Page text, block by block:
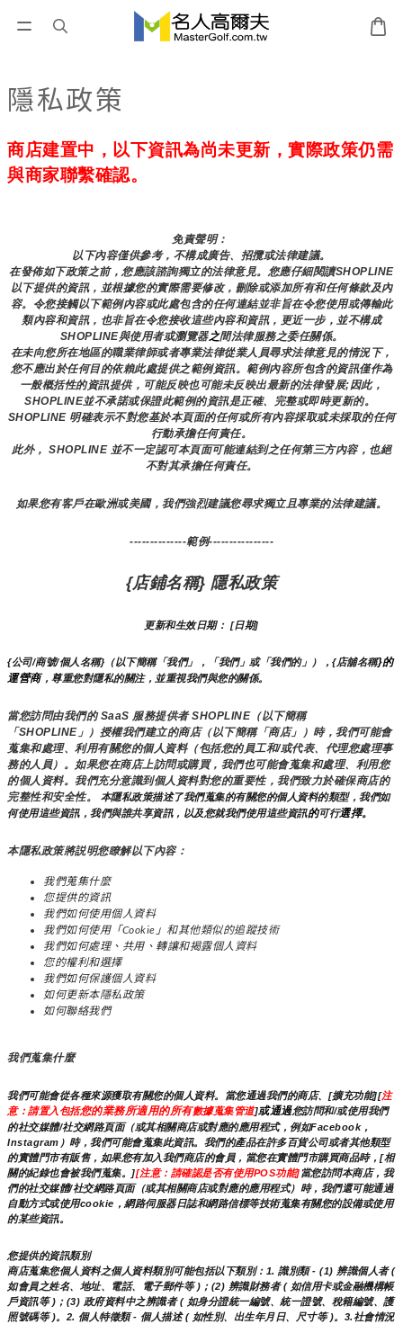
隱私政策
商店建置中，以下資訊為尚未更新，實際政策仍需
與商家聯繫確認。
免責聲明：
以下內容僅供參考，不構成廣告、招攬或法律建議。
在發佈如下政策之前，您應該諮詢獨立的法律意見。您應仔細閱讀SHOPLINE
以下提供的資訊，並根據您的實際需要修改，刪除或添加所有和任何條款及內
容。令您接觸以下範例內容或此處包含的任何連結並非旨在令您使用或傳輸此
類內容和資訊，也非旨在令您接收這些內容和資訊，更近一步，並不構成
SHOPLINE與使用者或瀏覽器之間法律服務之委任關係。
在未向您所在地區的職業律師或者專業法律從業人員尋求法律意見的情況下，
您不應出於任何目的依賴此處提供之範例資訊。範例內容所包含的資訊僅作為
一般概括性的資訊提供，可能反映也可能未反映出最新的法律發展;因此，
SHOPLINE並不承諾或保證此範例的資訊是正確、完整或即時更新的。
SHOPLINE 明確表示不對您基於本頁面的任何或所有內容採取或未採取的任何
行動承擔任何責任。
此外， SHOPLINE 並不一定認可本頁面可能連結到之任何第三方內容，也絕
不對其承擔任何責任。
如果您有客戶在歐洲或美國，我們強烈建議您尋求獨立且專業的法律建議。
--------------範例----------------
{店鋪名稱} 隱私政策
更新和生效日期： [日期]
{公司/商號/個人名稱}（以下簡稱「我們」，「我們」或「我們的」），{店舖名稱}的
運營商，尊重您對隱私的關注，並重視我們與您的關係。
當您訪問由我們的 SaaS 服務提供者 SHOPLINE（以下簡稱
「SHOPLINE」）授權我們建立的商店（以下簡稱「商店」）時，我們可能會
蒐集和處理、利用有關您的個人資料（包括您的員工和/或代表、代理您處理事
務的人員）。如果您在商店上訪問或購買，我們也可能會蒐集和處理、利用您
的個人資料。我們充分意識到個人資料對您的重要性，我們致力於確保商店的
完整性和安全性。
本隱私政策描述了我們蒐集的有關您的個人資料的類型，我們如
何使用這些資訊，我們與誰共享資訊，以及您就我們使用這些資訊的可行選擇。
本隱私政策將説明您瞭解以下內容：
我們蒐集什麼
您提供的資訊
我們如何使用個人資料
我們如何使用「Cookie」和其他類似的追蹤技術
我們如何處理、共用、轉讓和揭露個人資料
您的權利和選擇
我們如何保護個人資料
如何更新本隱私政策
如何聯絡我們
我們蒐集什麼
我們可能會從各種來源獲取有關您的個人資料。當您通過我們的商店、[擴充功能][注
意：請置入包括您的業務所適用的所有數據蒐集管道]或通過您訪問和/或使用我們
的社交媒體/社交網路頁面（或其相關商店或對應的應用程式，例如Facebook，
Instagram）時，我們可能會蒐集此資訊。我們的產品在許多百貨公司或者其他類型
的實體門市有販售，如果您有加入我們商店的會員，當您在實體門市購買商品時，[相
關的紀錄也會被我們蒐集。][注意：請確認是否有使用POS功能]當您訪問本商店，我
們的社交媒體/社交網路頁面（或其相關商店或對應的應用程式）時，我們還可能通過
自動方式或使用cookie，網路伺服器日誌和網路信標等技術蒐集有關您的設備或使用
的某些資訊。
您提供的資訊類別
商店蒐集您個人資料之個人資料類別可能包括以下類別：1. 識別類 - (1) 辨識個人者 (
如會員之姓名、地址、電話、電子郵件等 )；(2) 辨識財務者 ( 如信用卡或金融機構帳
戶資訊等 )；(3) 政府資料中之辨識者 ( 如身分證統一編號、統一證號、稅籍編號、護
照號碼等 )。2. 個人特徵類 - 個人描述 ( 如性別、出生年月日、尺寸等 )。3.社會情況